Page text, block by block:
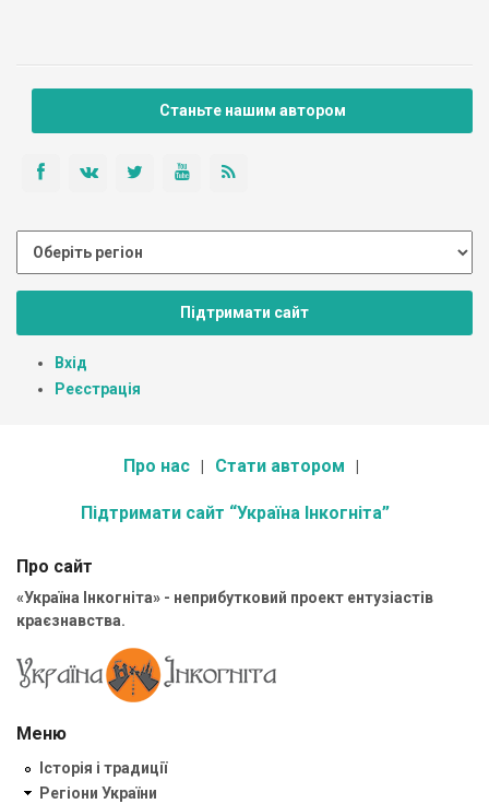
Станьте нашим автором
Підтримати сайт
Вхід
Реєстрація
Про нас Стати автором
Підтримати сайт “Україна Інкогніта”
Про сайт
«Україна Інкогніта» - неприбутковий проект ентузіастів
краєзнавства.
Меню
Історія і традиції
Регіони України